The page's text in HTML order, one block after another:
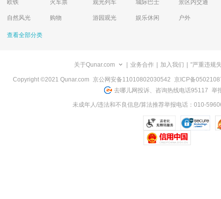
欧铁 火车票 观光列车 城际巴士 景区内交通
自然风光 购物 游园观光 娱乐休闲 户外
查看全部分类
关于Qunar.com 业务合作 加入我们 "严重违规
Copyright ©2021 Qunar.com 京公网安备11010802030542 京ICP备
去哪儿网投诉、咨询热线电话95117 举
未成年人/违法和不良信息/算法推荐举报电话：010-